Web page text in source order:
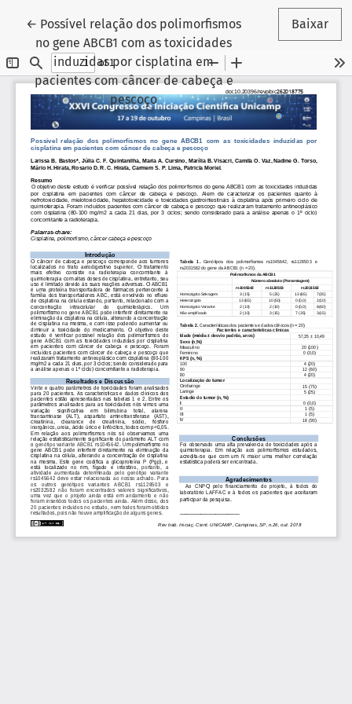
← Voltar aos Detalhes do Artigo
Possível relação dos polimorfismos
no gene ABCB1 com as toxicidades
induzidas por cisplatina em
pacientes com câncer de cabeça e
pescoço
Baixar